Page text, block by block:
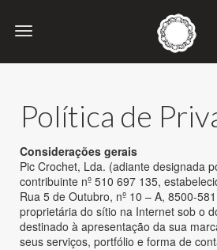
Política de
Considerações gerais
Pic Crochet, Lda. (adiante designada
contribuinte nº 510 697 135,
Rua 5 de Outubro, nº 10 – A, 8500-
proprietária do sítio na Internet sob o
destinado à apresentação da sua
seus serviços, portfólio e forma de